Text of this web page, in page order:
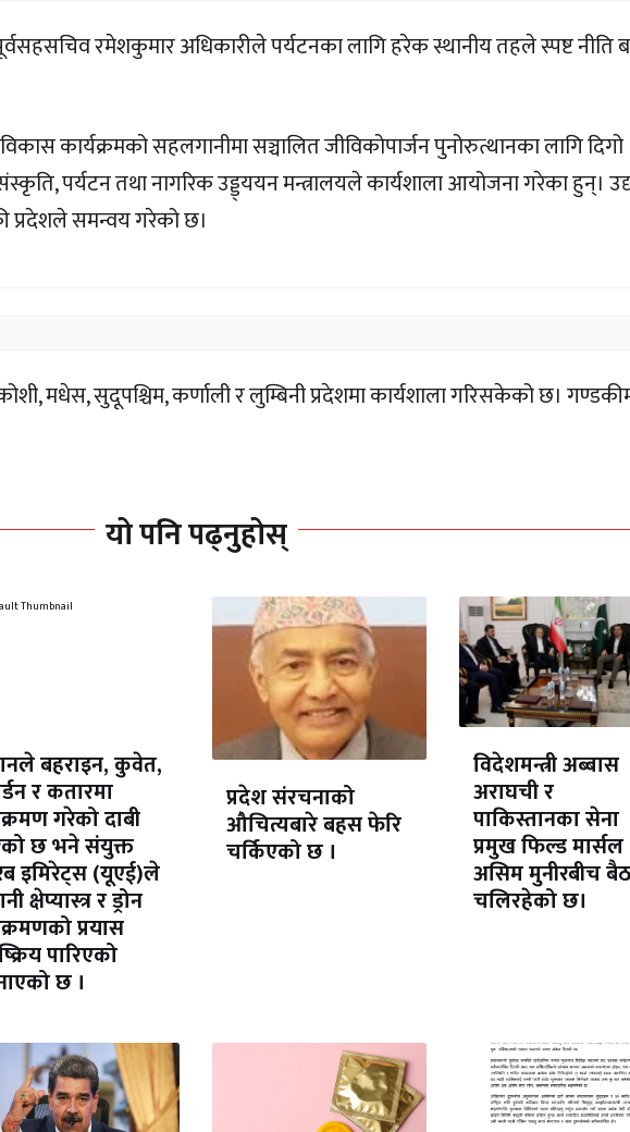
रमेशकुमार अधिकारीले पर्यटनका लागि हरेक स्थानीय तहले स्पष्ट नीति
कार्यक्रमको सहलगानीमा सञ्चालित जीविकोपार्जन पुनोरुत्थानका लागि दिगो
पर्यटन तथा नागरिक उड्ड्ययन मन्त्रालयले कार्यशाला आयोजना गरेका हुन्।
प्रदेशले समन्वय गरेको छ।
मधेस, सुदूपश्चिम, कर्णाली र लुम्बिनी प्रदेशमा कार्यशाला गरिसकेको छ।
यो पनि पढ्नुहोस्
बहराइन, कुवेत,
र कतारमा
गरेको दाबी
छ भने संयुक्त
इमिरेट्स (यूएई)ले
क्षेप्यास्त्र र ड्रोन
प्रयास
पारिएको
छ ।
प्रदेश संरचनाको
औचित्यबारे बहस फेरि
चर्किएको छ ।
विदेशमन्त्री अब्बास
अराघची र
पाकिस्तानका सेना
प्रमुख फिल्ड मार्सल
असिम मुनीरबीच
चलिरहेको छ।